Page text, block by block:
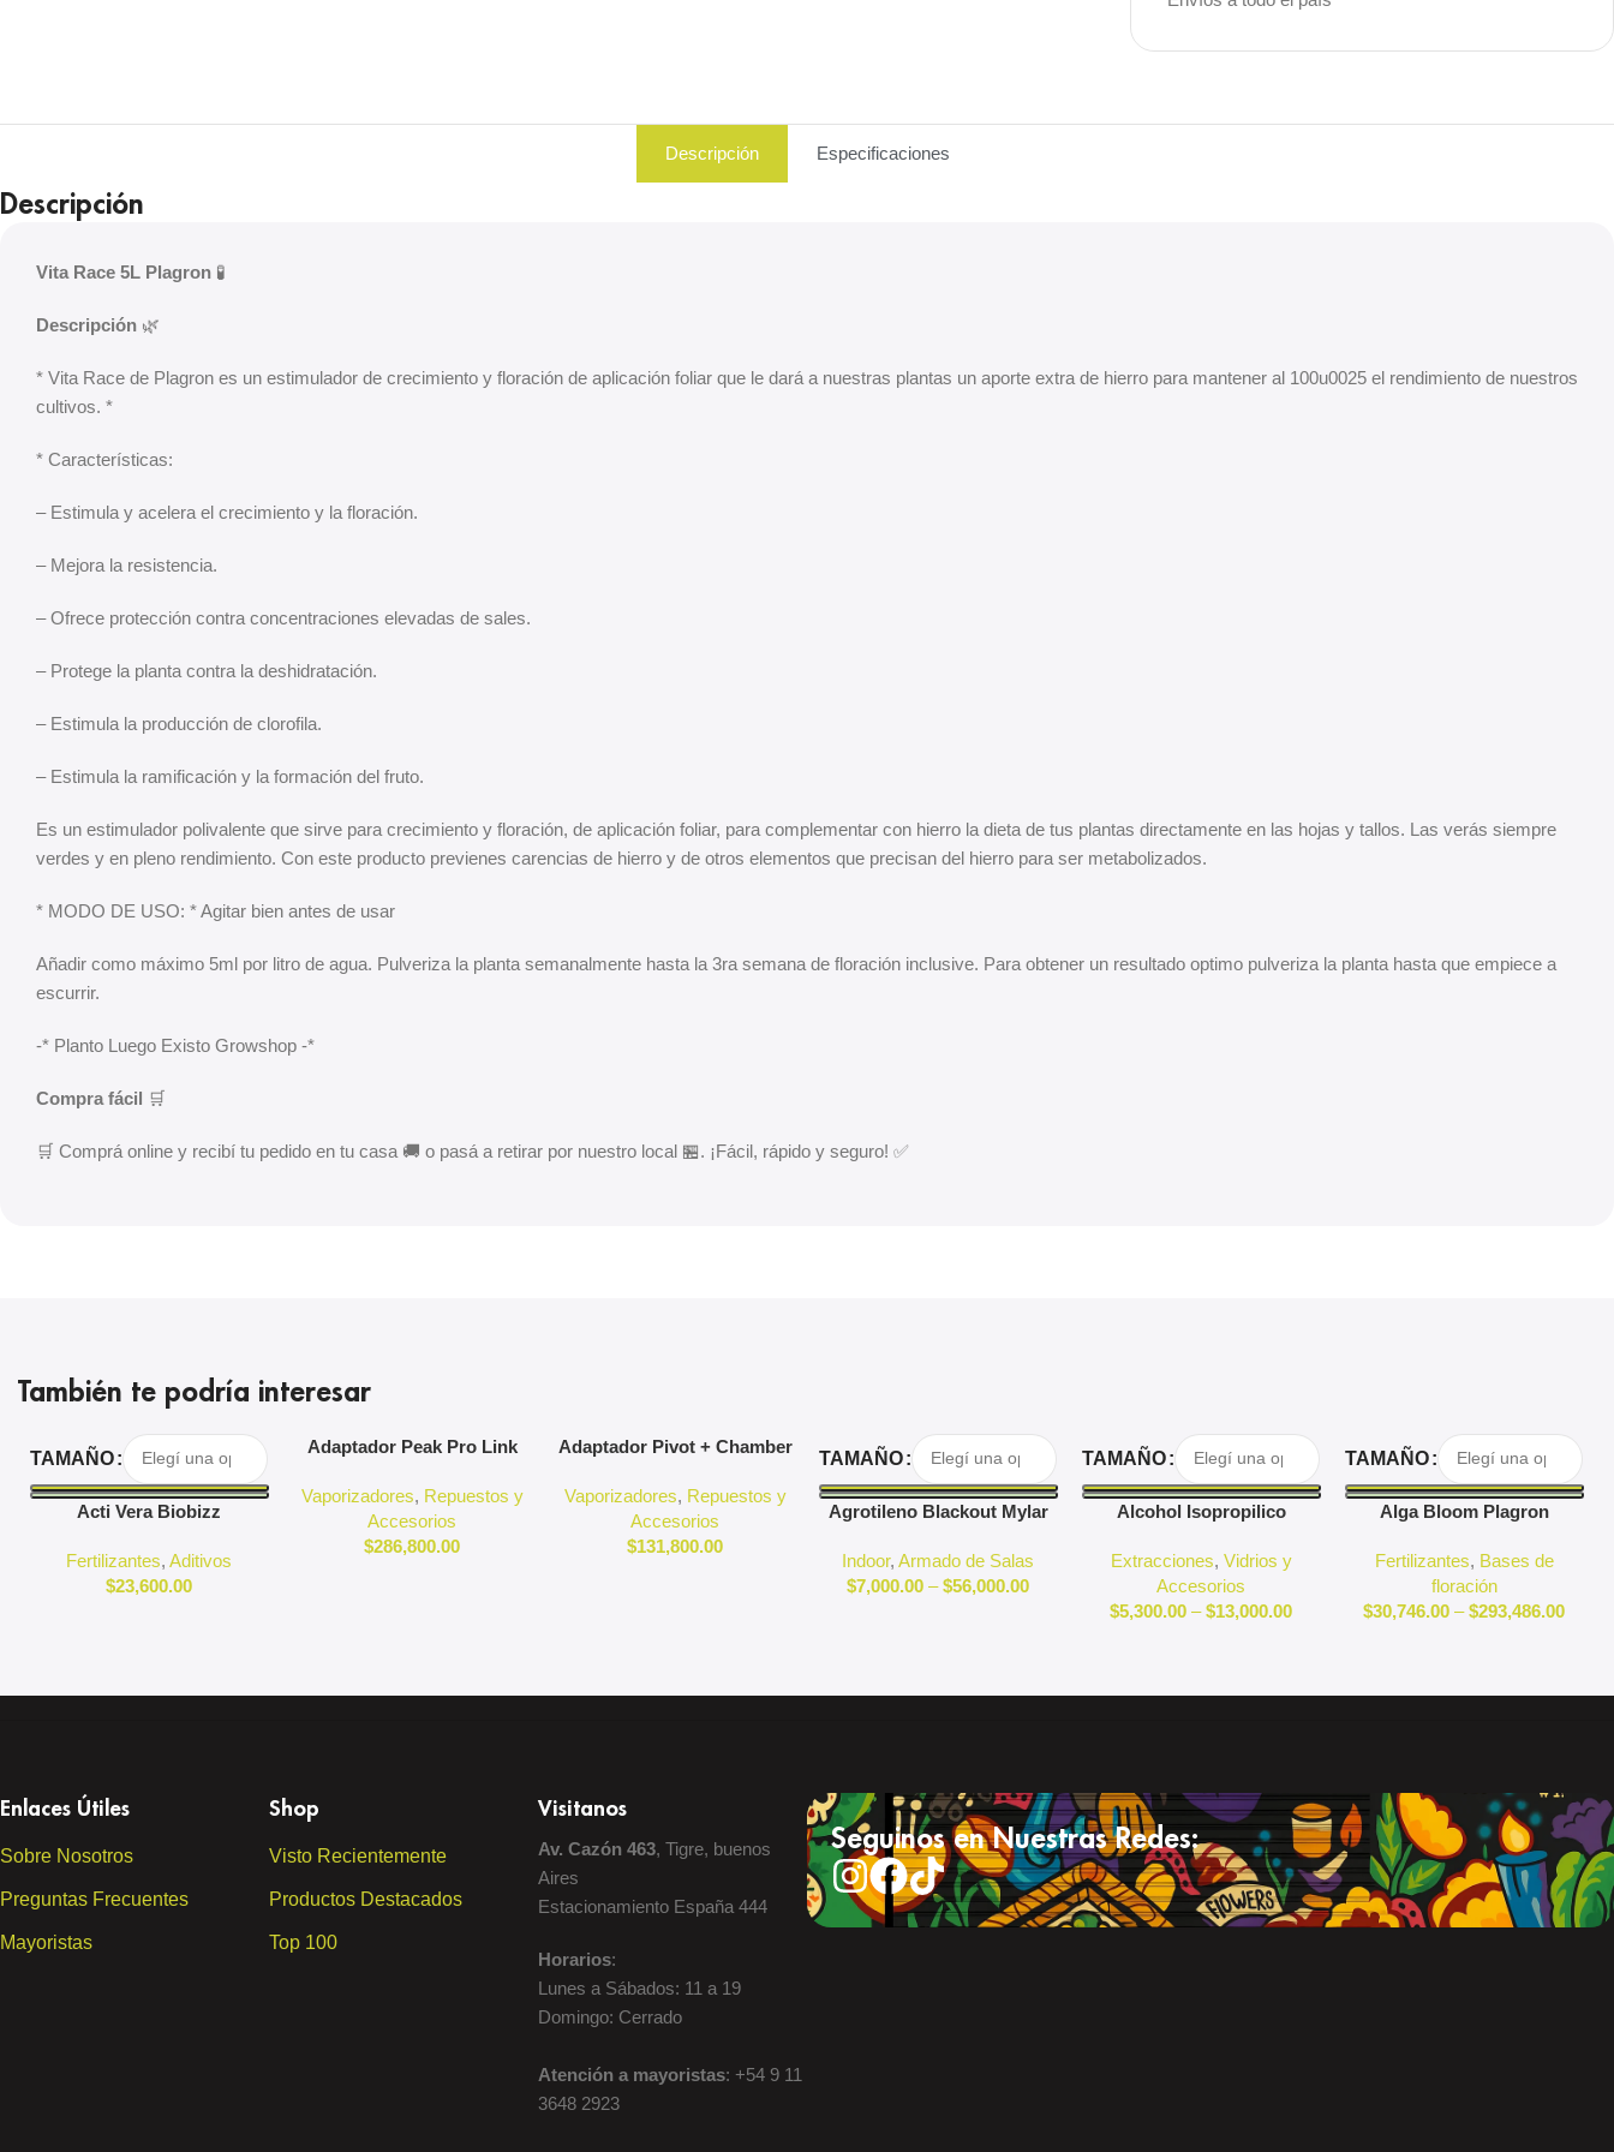
Black Friday
Descripción Especificaciones
Descripción
Vita Race 5L Plagron 🧪
Descripción 🌿
* Vita Race de Plagron es un estimulador de crecimiento y floración de aplicación foliar que le dará a nuestras plantas un aporte extra de hierro para mantener al 100u0025 el rendimiento de nuestros
cultivos. *
* Características:
– Estimula y acelera el crecimiento y la floración.
– Mejora la resistencia.
– Ofrece protección contra concentraciones elevadas de sales.
– Protege la planta contra la deshidratación.
– Estimula la producción de clorofila.
– Estimula la ramificación y la formación del fruto.
Es un estimulador polivalente que sirve para crecimiento y floración, de aplicación foliar, para complementar con hierro la dieta de tus plantas directamente en las hojas y tallos. Las verás siempre
verdes y en pleno rendimiento. Con este producto previenes carencias de hierro y de otros elementos que precisan del hierro para ser metabolizados.
* MODO DE USO: * Agitar bien antes de usar
Añadir como máximo 5ml por litro de agua. Pulveriza la planta semanalmente hasta la 3ra semana de floración inclusive. Para obtener un resultado optimo pulveriza la planta hasta que empiece a
escurrir.
-* Planto Luego Existo Growshop -*
Compra fácil 🛒
🛒 Comprá online y recibí tu pedido en tu casa 🚚 o pasá a retirar por nuestro local 🏪. ¡Fácil, rápido y seguro! ✅
También te podría interesar
Seleccionar Opciones
TAMAÑO
Acti Vera Biobizz
Fertilizantes,Aditivos
$23,600.00
Agregar Al Carrito
Adaptador Peak Pro Link
Vaporizadores, Repuestos y
Accesorios
$286,800.00
Agregar Al Carrito
Adaptador Pivot + Chamber
Vaporizadores, Repuestos y
Accesorios
$131,800.00
Seleccionar Opciones
TAMAÑO
Agrotileno Blackout Mylar
Indoor,Armado de Salas
$7,000.00 – $56,000.00
Seleccionar Opciones
TAMAÑO
Alcohol Isopropilico
Extracciones, Vidrios y
Accesorios
$5,300.00 – $13,000.00
Seleccionar Opciones
TAMAÑO
Alga Bloom Plagron
Fertilizantes, Bases de
floración
$30,746.00 – $293,486.00
Enlaces Útiles
Sobre Nosotros
Preguntas Frecuentes
Mayoristas
Shop
Visto Recientemente
Productos Destacados
Top 100
Visitanos
Av. Cazón 463, Tigre, buenos
Aires
Estacionamiento España 444
Horarios:
Lunes a Sábados: 11 a 19
Domingo: Cerrado
Atención a mayoristas: +54 9 11
3648 2923
Seguinos en Nuestras Redes: